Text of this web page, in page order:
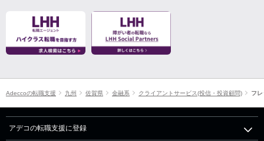
Adeccoの転職支援 九州 佐賀県 金融系 クライアントサービス(投信・投資顧問) フ
アデコの転職支援に登録